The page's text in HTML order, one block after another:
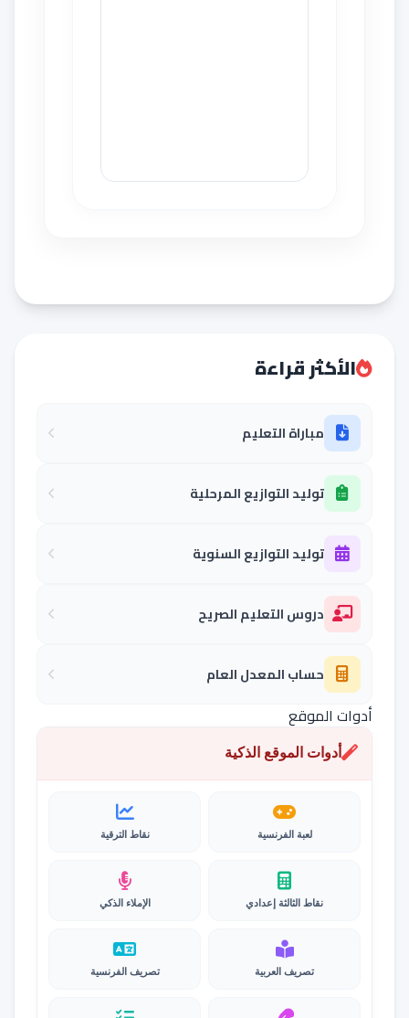
الأكثر قراءة
مباراة التعليم
توليد التوازيع المرحلية
توليد التوازيع السنوية
دروس التعليم الصريح
حساب المعدل العام
أدوات الموقع
أدوات الموقع الذكية
لعبة الفرنسية نقاط الترقية
نقاط الثالثة إعدادي الإملاء الذكي
تصريف العربية تصريف الفرنسية